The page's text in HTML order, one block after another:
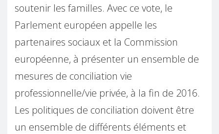
soutenir les familles. Avec ce vote, le
Parlement européen appelle les
partenaires sociaux et la Commission
européenne, à présenter un ensemble de
mesures de conciliation vie
professionnelle/vie privée, à la fin de 2016.
Les politiques de conciliation doivent être
un ensemble de différents éléments et